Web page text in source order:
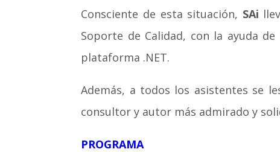
Consciente de esta situación, SAi
Soporte de Calidad, con la ayuda
plataforma .NET.
Además, a todos los asistentes se
consultor y autor más admirado y
PROGRAMA